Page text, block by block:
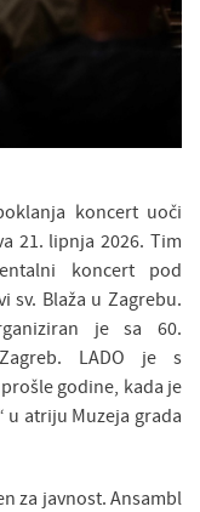
koncert uoči
21. lipnja 2026. Tim
koncert pod
sv. Blaža u Zagrebu.
je sa 60.
LADO je s
godine, kada je
u atriju Muzeja grada
za javnost. Ansambl